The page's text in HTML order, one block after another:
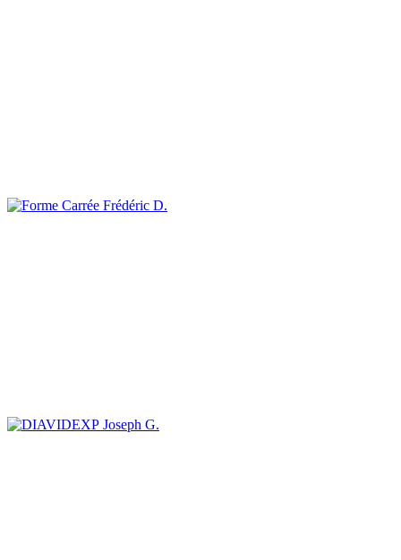
Frédéric D.
Joseph G.